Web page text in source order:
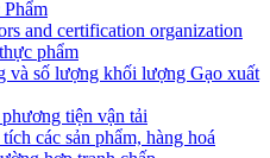
and certification organization
phẩm
và số lượng khối lượng Gạo xuất
tiện vận tải
các sản phẩm, hàng hoá